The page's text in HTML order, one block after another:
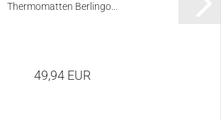
Thermomatten Berlingo...
49,94 EUR